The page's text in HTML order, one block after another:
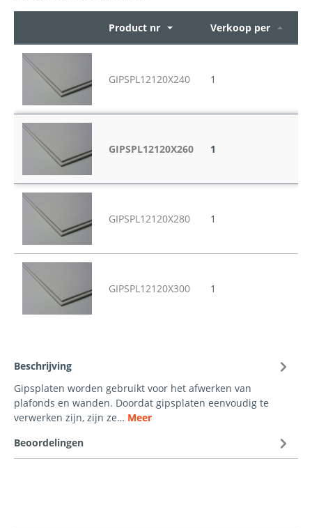
Product nr Verkoop per
GIPSPL12120X240 1
GIPSPL12120X260 1
GIPSPL12120X280 1
GIPSPL12120X300 1
Beschrijving
Gipsplaten worden gebruikt voor het afwerken van
plafonds en wanden. Doordat gipsplaten eenvoudig te
verwerken zijn, zijn ze… Meer
Beoordelingen